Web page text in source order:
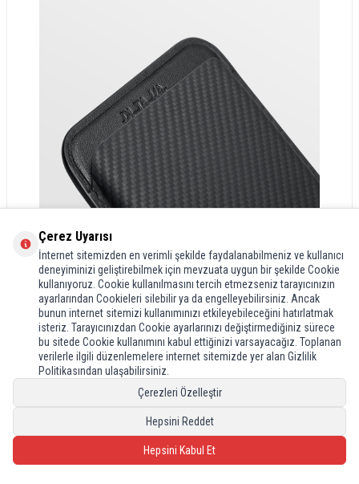
Çerez Uyarısı
İnternet sitemizden en verimli şekilde faydalanabilmeniz ve kullanıcı
deneyiminizi geliştirebilmek için mevzuata uygun bir şekilde Cookie
kullanıyoruz. Cookie kullanılmasını tercih etmezseniz tarayıcınızın
ayarlarından Cookieleri silebilir ya da engelleyebilirsiniz. Ancak
bunun internet sitemizi kullanımınızı etkileyebileceğini hatırlatmak
isteriz. Tarayıcınızdan Cookie ayarlarınızı değiştirmediğiniz sürece
bu sitede Cookie kullanımını kabul ettiğinizi varsayacağız. Toplanan
verilerle ilgili düzenlemelere internet sitemizde yer alan Gizlilik
Politikasından ulaşabilirsiniz.
Çerezleri Özelleştir
Hepsini Reddet
Hepsini Kabul Et